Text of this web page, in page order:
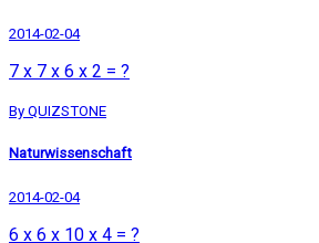
2014-02-04
7 x 7 x 6 x 2 = ?
By QUIZSTONE
Naturwissenschaft
2014-02-04
6 x 6 x 10 x 4 = ?